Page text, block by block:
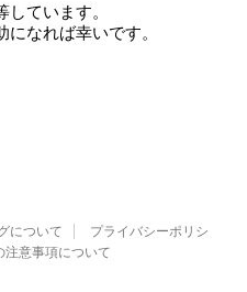
ています。
なれば幸いです。
について
プライバシーポリシ
注意事項について